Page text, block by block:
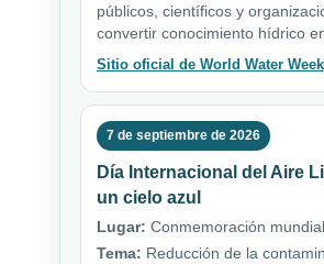
públicos, científicos y
convertir conocimiento hídrico
Sitio oficial de World Water Week
7 de septiembre de 2026
Día Internacional del Aire
un cielo azul
Lugar: Conmemoración
Tema: Reducción de la